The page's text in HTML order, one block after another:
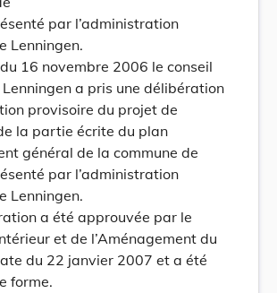
par l’administration
Lenningen.
16 novembre 2006 le conseil
a pris une délibération
provisoire du projet de
la partie écrite du plan
général de la commune de
par l’administration
Lenningen.
a été approuvée par le
et de l’Aménagement du
du 22 janvier 2007 et a été
forme.